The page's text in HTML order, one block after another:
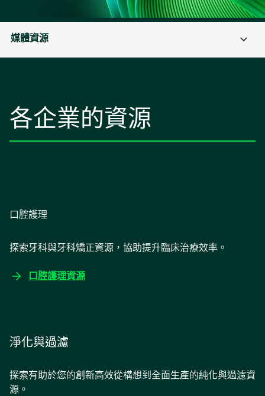
媒體資源
各企業的資源
口腔護理
探索牙科與牙科矯正資源，協助提升臨床治療效率。
口腔護理資源
淨化與過濾
探索有助於您的創新高效從構想到全面生產的純化與過濾資
源。